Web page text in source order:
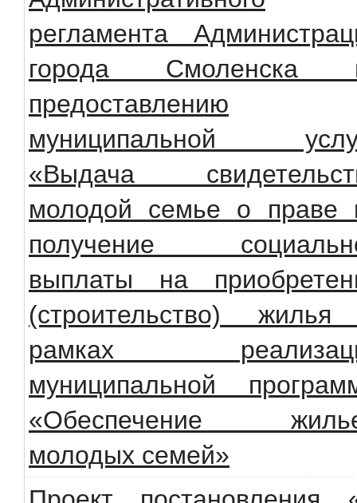
регламента
города Смоленска
предоставлению
муниципальной
«Выдача
молодой семье о праве
получение
выплаты на
(строительство)
рамках
муниципальной
«Обеспечение
молодых семей»